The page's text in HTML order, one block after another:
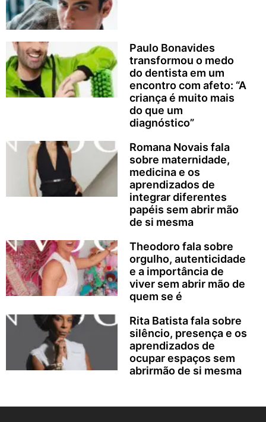
Paulo Bonavides
transformou o medo
do dentista em um
encontro com afeto: “A
criança é muito mais
do que um
diagnóstico”
Romana Novais fala
sobre maternidade,
medicina e os
aprendizados de
integrar diferentes
papéis sem abrir mão
de si mesma
Theodoro fala sobre
orgulho, autenticidade
e a importância de
viver sem abrir mão de
quem se é
Rita Batista fala sobre
silêncio, presença e os
aprendizados de
ocupar espaços sem
abrirmão de si mesma